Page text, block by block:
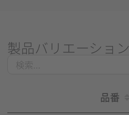
製品バリエーション
品番